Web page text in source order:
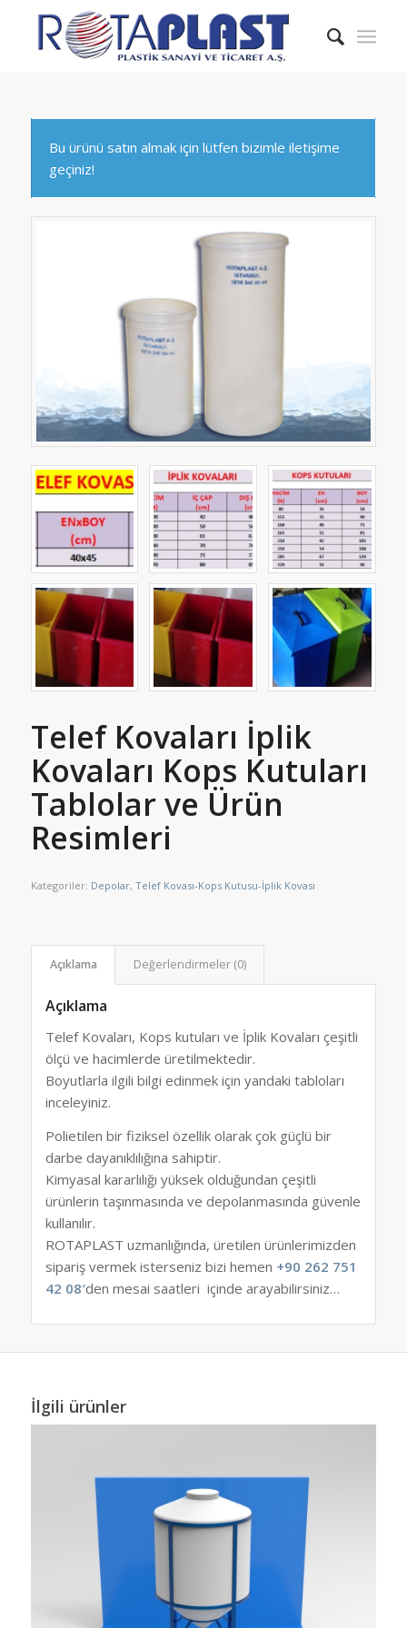
Bu ürünü satın almak için lütfen bizimle iletişime
geçiniz!
Telef Kovaları İplik
Kovaları Kops Kutuları
Tablolar ve Ürün
Resimleri
Kategoriler: Depolar, Telef Kovası-Kops Kutusu-İplik Kovası
Açıklama Değerlendirmeler (0)
Açıklama
Telef Kovaları, Kops kutuları ve İplik Kovaları çeşitli
ölçü ve hacimlerde üretilmektedir.
Boyutlarla ilgili bilgi edinmek için yandaki tabloları
inceleyiniz.
Polietilen bir fiziksel özellik olarak çok güçlü bir
darbe dayanıklılığına sahiptir.
Kimyasal kararlılığı yüksek olduğundan çeşitli
ürünlerin taşınmasında ve depolanmasında güvenle
kullanılır.
ROTAPLAST uzmanlığında, üretilen ürünlerimizden
sipariş vermek isterseniz bizi hemen +90 262 751
42 08′den mesai saatleri içinde arayabilirsiniz…
İlgili ürünler